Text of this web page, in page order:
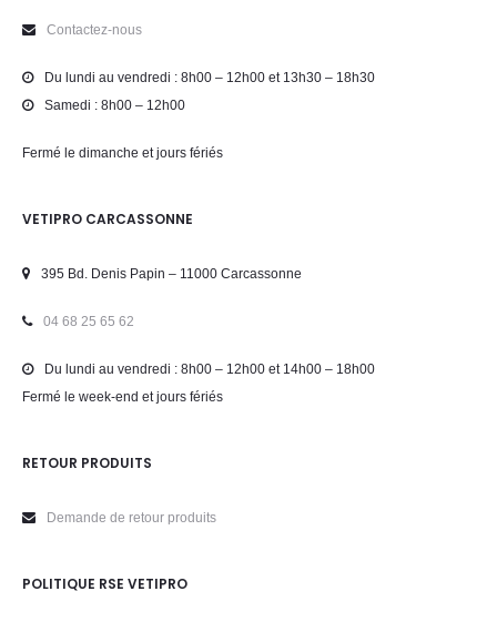
Contactez-nous
Du lundi au vendredi : 8h00 – 12h00 et 13h30 – 18h30
Samedi : 8h00 – 12h00
Fermé le dimanche et jours fériés
VETIPRO CARCASSONNE
395 Bd. Denis Papin – 11000 Carcassonne
04 68 25 65 62
Du lundi au vendredi : 8h00 – 12h00 et 14h00 – 18h00
Fermé le week-end et jours fériés
RETOUR PRODUITS
Demande de retour produits
POLITIQUE RSE VETIPRO